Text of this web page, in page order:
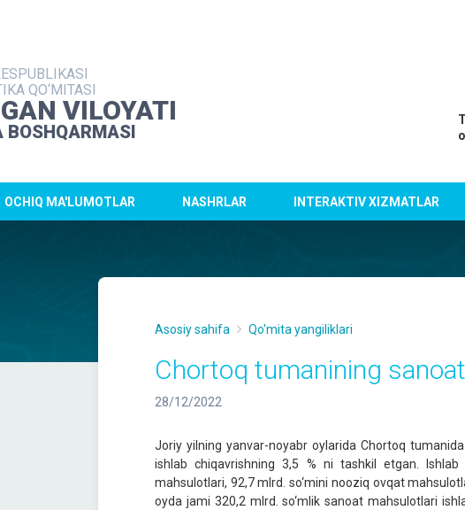
QO‘MITASI
VILOYATI
BOSHQARMASI
OCHIQ MA'LUMOTLAR NASHRLAR INTERAKTIV XIZMATLAR
Asosiy sahifa Qo'mita yangiliklari
Chortoq tumanining
28/12/2022
Joriy yilning yanvar-noyabr oylarida Chortoq
ishlab chiqavrishning 3,5 % ni tashkil etgan.
mahsulotlari, 92,7 mlrd. so‘mini nooziq ovqat
oyda jami 320,2 mlrd. so‘mlik sanoat mahsulotlari